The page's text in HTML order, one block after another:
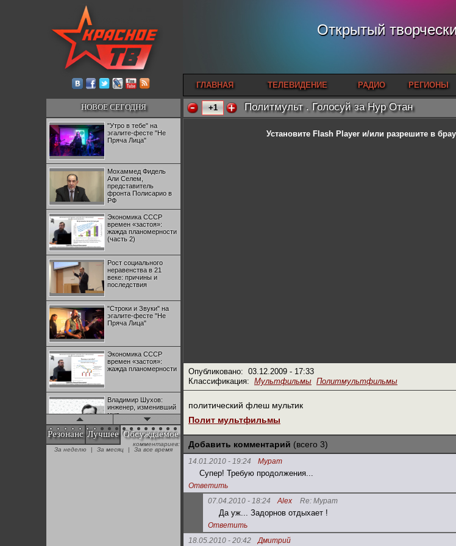
Открытый
ГЛАВНАЯ ТЕЛЕВИДЕНИЕ РАДИО РЕГИОНЫ
НОВОЕ СЕГОДНЯ
"Утро в тебе" на
эгалите-фесте "Не
Пряча Лица"
Мохаммед Фидель
Али Селем,
представитель
фронта Полисарио в
РФ
Экономика СССР
времен «застоя»:
жажда планомерности
(часть 2)
Рост социального
неравенства в 21
веке: причины и
последствия
"Строки и Звуки" на
эгалите-фесте "Не
Пряча Лица"
Экономика СССР
времен «застоя»:
жажда планомерности
Владимир Шухов:
инженер, изменивший
мир
"Аркадий Коц" на
эгалите-фесте "Не
Резонанс Лучшее Обсуждаемое
комментариев:
За неделю
| За месяц | За все время
+1 Политмульт . Голосуй за Нур Отан
Установите Flash Playerи/или разрешите в
Опубликовано: 03.12.2009 - 17:33
Классификация: Мультфильмы Политмультфильмы
политический флеш мультик
Полит мультфильмы
Добавить комментарий (всего 3)
14.01.2010 - 19:24 Мурат
Супер! Требую продолжения...
Ответить
07.04.2010 - 18:24
Alex Re: Мурат
Да уж... Задорнов отдыхает !
Ответить
18.05.2010 - 20:42
Дмитрий